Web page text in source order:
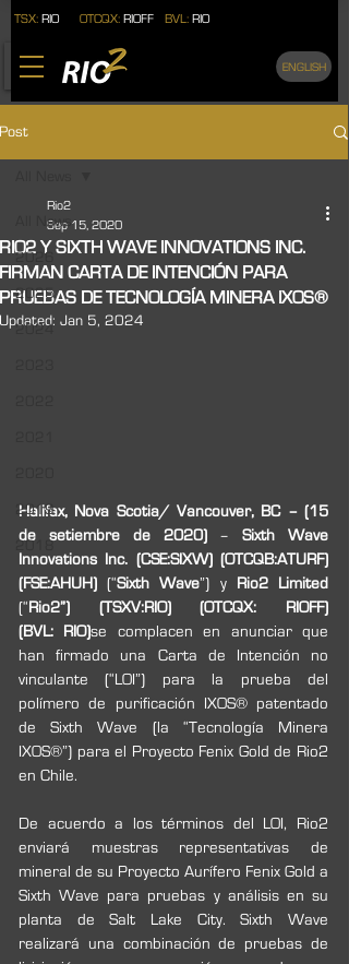
ENGLISH
TSX: RIO OTCQX: RIOFF BVL: RIO
Post
All News
2026
2025
2024
2019
RIO2 Y SIXTH WAVE INNOVATIONS INC.
FIRMAN CARTA DE INTENCIÓN PARA
PRUEBAS DE TECNOLOGÍA MINERA IXOS®
Rio2
Sep 15, 2020
Updated: Jan 5, 2024
Halifax, Nova Scotia/ Vancouver, BC – (15
de setiembre de 2020) – Sixth Wave
Innovations Inc. (CSE:SIXW) (OTCQB:ATURF)
(FSE:AHUH) (“Sixth Wave”) y
Rio2 Limited
(“ Rio2”) (TSXV:RIO) (OTCQX: RIOFF)
(BVL: RIO)se complacen en anunciar que
han firmado una Carta de Intención no
vinculante (“LOI”) para la prueba del
polímero de purificación IXOS® patentado
de Sixth Wave (la “Tecnología Minera
IXOS®”) para el Proyecto Fenix ​​Gold de Rio2
en Chile.
De acuerdo a los términos del LOI, Rio2
enviará muestras representativas de
mineral de su Proyecto Aurífero Fenix Gold a
Sixth Wave para pruebas y análisis en su
planta de Salt Lake City. Sixth Wave
realizará una combinación de pruebas de